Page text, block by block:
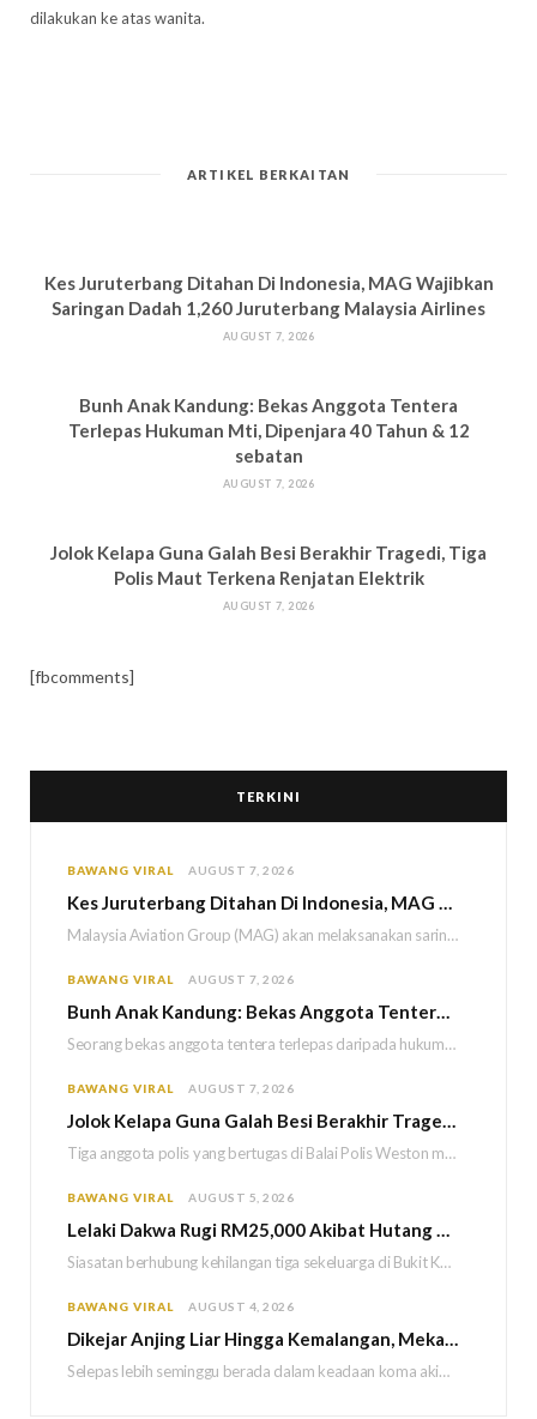
dilakukan ke atas wanita.
ARTIKEL BERKAITAN
Kes Juruterbang Ditahan Di Indonesia, MAG Wajibkan
Saringan Dadah 1,260 Juruterbang Malaysia Airlines
AUGUST 7, 2026
Bunh Anak Kandung: Bekas Anggota Tentera
Terlepas Hukuman Mti, Dipenjara 40 Tahun & 12
sebatan
AUGUST 7, 2026
Jolok Kelapa Guna Galah Besi Berakhir Tragedi, Tiga
Polis Maut Terkena Renjatan Elektrik
AUGUST 7, 2026
[fbcomments]
TERKINI
BAWANG VIRAL AUGUST 7, 2026
Malaysia Aviation Group (MAG) akan melaksanakan saringan dadah mandatori terhadap semua juruterbang Malaysia Airlines sebagai…
BAWANG VIRAL AUGUST 7, 2026
Bunh Anak Kandung: Bekas Anggota Tentera Terlepas Hukuman M
Seorang bekas anggota tentera terlepas daripada hukuman gantung selepas Mahkamah Persekutuan memutuskan untuk menggantikan hukuman…
BAWANG VIRAL AUGUST 7, 2026
Tiga anggota polis yang bertugas di Balai Polis Weston maut selepas dipercayai terkena renjatan elektrik…
BAWANG VIRAL AUGUST 5, 2026
Siasatan berhubung kehilangan tiga sekeluarga di Bukit Kayu Hitam kini memasuki perkembangan baharu apabila polis…
BAWANG VIRAL AUGUST 4, 2026
Selepas lebih seminggu berada dalam keadaan koma akibat kemalangan dipercayai berpunca daripada kejadian dikejar sekumpulan…